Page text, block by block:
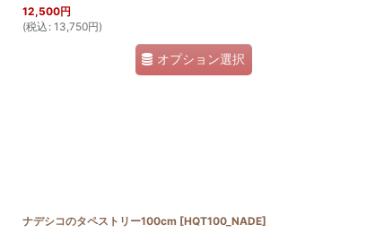
12,500円
(税込 : 13,750円)
オプション選択
ナデシコのタペストリー100cm [HQT100_NADE]